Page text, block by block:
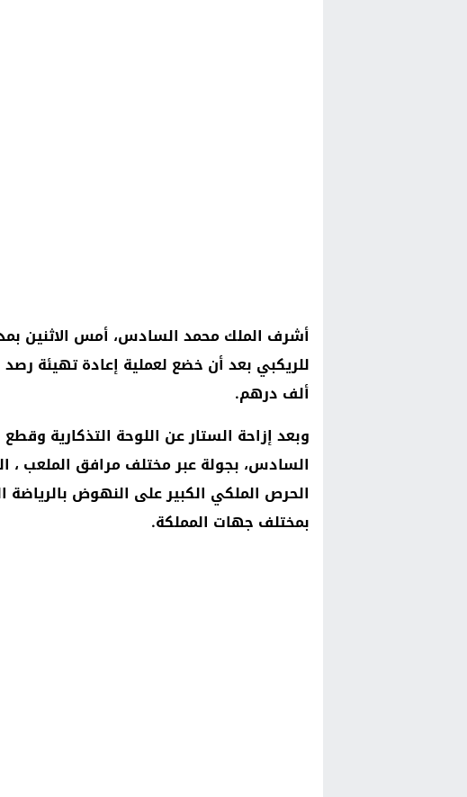
أشرف الملك محمد السادس، أمس الاثنين
ألف درهم.
وبعد إزاحة الستار عن اللوحة التذكارية
السادس، بجولة عبر مختلف مرافق الملعب ،
الحرص الملكي الكبير على النهوض بالرياضة
بمختلف جهات المملكة.